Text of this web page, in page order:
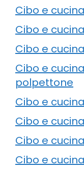
Cibo e
Cibo e
Cibo e
Cibo e
polpettone
Cibo e
Cibo e
Cibo e
Cibo e